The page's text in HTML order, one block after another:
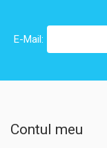
E-Mail:
Contul meu